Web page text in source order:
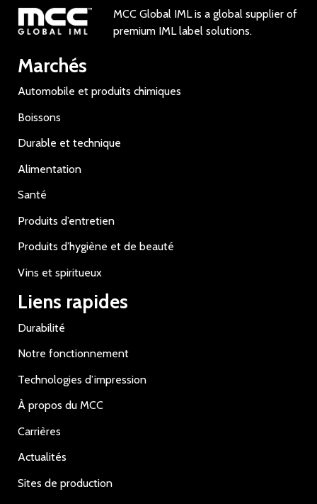
MCC Global IML is a global supplier of
premium IML label solutions.
Marchés
Automobile et produits chimiques
Boissons
Durable et technique
Alimentation
Santé
Produits d’entretien
Produits d’hygiène et de beauté
Vins et spiritueux
Liens rapides
Durabilité
Notre fonctionnement
Technologies d’impression
À propos du MCC
Carrières
Actualités
Sites de production